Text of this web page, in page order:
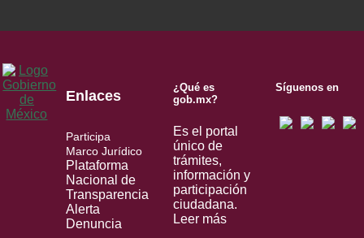
Enlaces
Participa
Marco Jurídico
Plataforma
Nacional de
Transparencia
Alerta
Denuncia
¿Qué es
gob.mx?
Es el portal
único de
trámites,
información y
participación
ciudadana.
Leer más
Síguenos en